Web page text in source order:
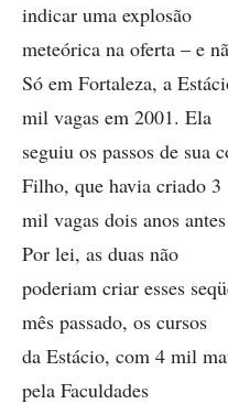
indicar uma explosão
meteórica na oferta – e
Só em Fortaleza, a
mil vagas em 2001. Ela
seguiu os passos de sua
Filho, que havia criado 3
mil vagas dois anos
Por lei, as duas não
poderiam criar esses
mês passado, os cursos
da Estácio, com 4 mil
pela Faculdades